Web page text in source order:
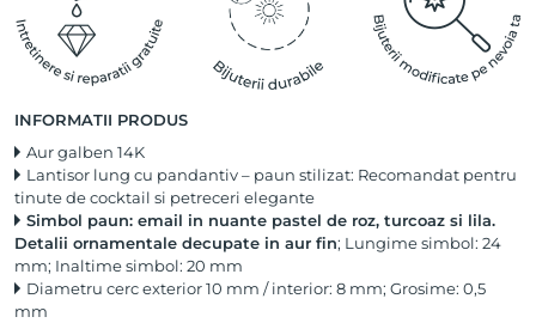
INFORMATII PRODUS
Aur galben 14K
Lantisor lung cu pandantiv – paun stilizat: Recomandat pentru
tinute de cocktail si petreceri elegante
Simbol paun: email in nuante pastel de roz, turcoaz si lila.
Detalii ornamentale decupate in aur fin; Lungime simbol: 24
mm; Inaltime simbol: 20 mm
Diametru cerc exterior 10 mm / interior: 8 mm; Grosime: 0,5
mm